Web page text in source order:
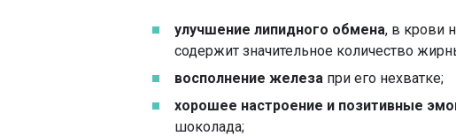
улучшение липидного обмена, в крови
содержит значительное количество
восполнение железа при его нехватке;
хорошее настроение и позитивные
шоколада;